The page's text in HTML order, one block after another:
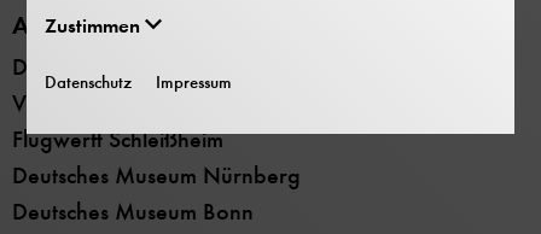
Alle Standorte
Deutsches Museum - Museumsinsel
Verkehrszentrum
Flugwerft Schleißheim
Deutsches Museum Nürnberg
Deutsches Museum Bonn
Zustimmen
Datenschutz Impressum